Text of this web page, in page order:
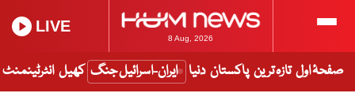
8 Aug, 2026
LIVE
صفحۂ اول تازہ ترین پاکستان دنیا ایران-اسرائیل جنگ کھیل انٹرٹینمنٹ